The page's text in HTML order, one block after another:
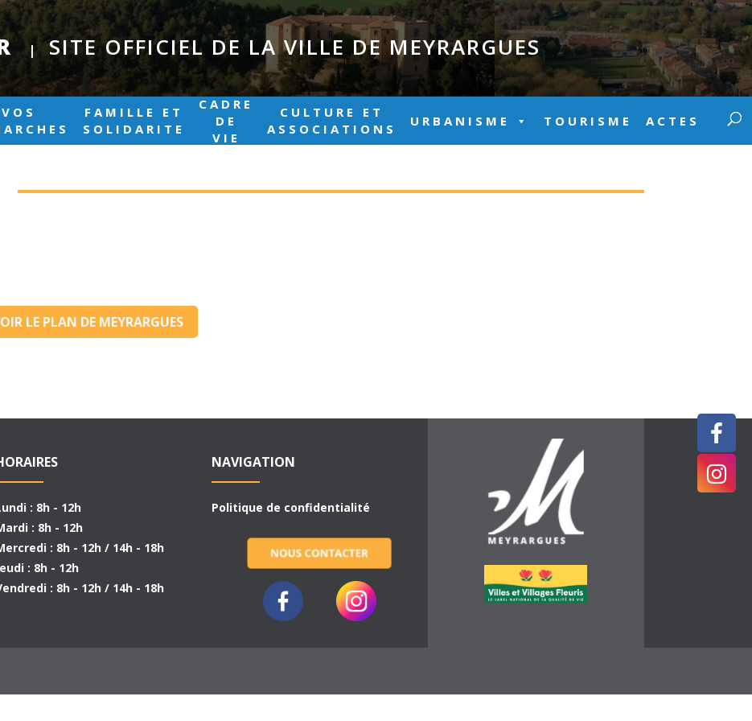
| SITE OFFICIEL DE LA VILLE DE MEYRARGUES
VOS
FAMILLE ET
SOLIDARITE
CADRE
DE
VIE
CULTURE ET
ASSOCIATIONS
URBANISME TOURISME ACTES
LE PLAN DE MEYRARGUES
: 8h - 12h
: 8h - 12h
: 8h - 12h / 14h - 18h
: 8h - 12h
: 8h - 12h / 14h - 18h
NAVIGATION
Politique de confidentialité